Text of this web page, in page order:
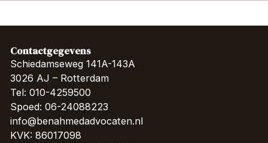
Contactgegevens
Schiedamseweg 141A-143A
3026 AJ – Rotterdam
Tel: 010-4259500
Spoed: 06-24088223
info@benahmedadvocaten.nl
KVK: 86017098